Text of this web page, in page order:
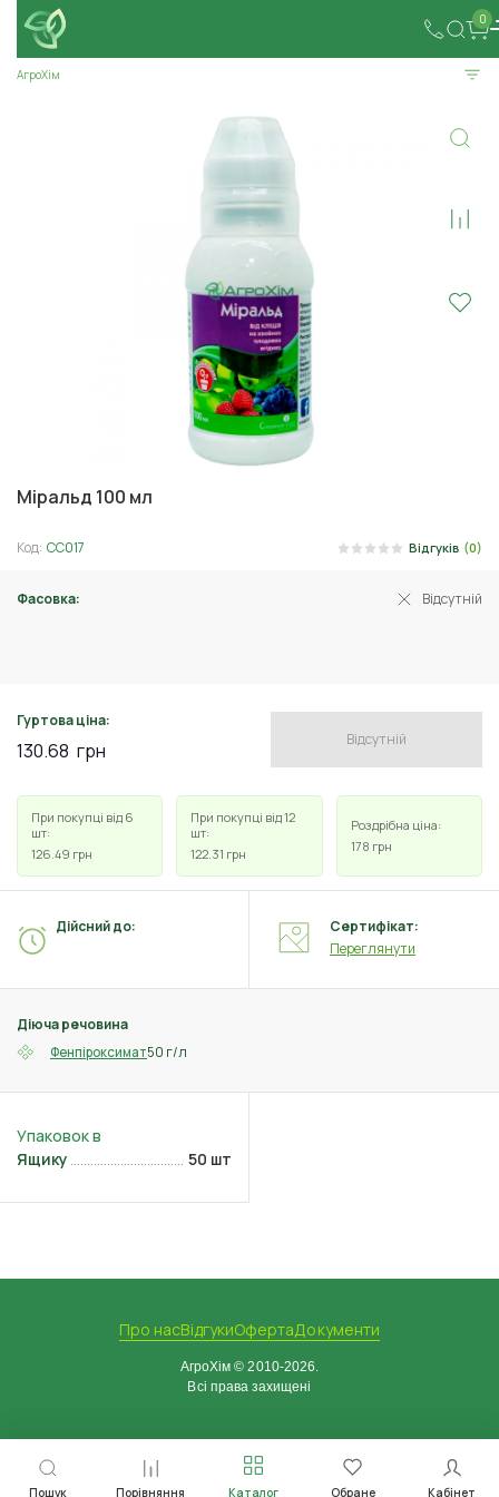
0
Пошук Порівняння Каталог Обране Кабінет
АгроХім
Міральд 100 мл
Код: СС017 Відгуків (0)
Фасовка: Відсутній
Гуртова ціна:
130.68 грн Відсутній
При покупці від 6
шт:
126.49 грн
При покупці від 12
шт:
122.31 грн
Роздрібна ціна:
178 грн
Діюча речовина
Фенпіроксимат50 г/л
Дійсний до:
Сертифікат:
Переглянути
Ящику 50 шт
Про насВідгукиОфертаДокументи
АгроХім © 2010-2026.
Всі права захищені